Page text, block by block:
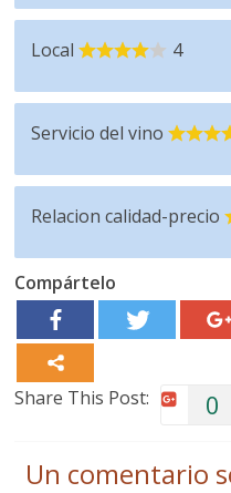
Local 4
Servicio del vino
Relacion calidad-precio
Compártelo
Share This Post: 0
Un comentario